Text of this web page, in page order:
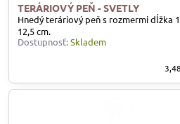
TERÁRIOVÝ PEŇ - SVETLY
Hnedý teráriový peň s rozmermi dĺžka
12,5 cm.
Dostupnosť:Skladem